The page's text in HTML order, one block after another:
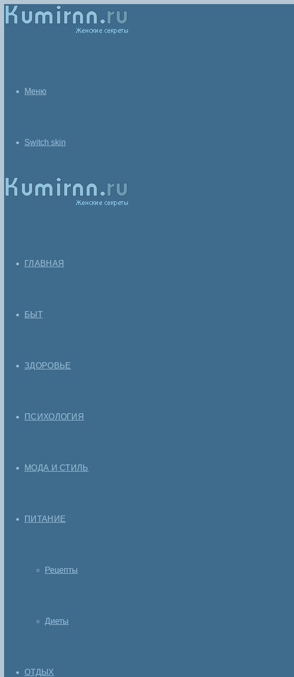
Меню
Switch skin
ГЛАВНАЯ
БЫТ
ЗДОРОВЬЕ
ПСИХОЛОГИЯ
МОДА И СТИЛЬ
ПИТАНИЕ
Рецепты
Диеты
ОТДЫХ